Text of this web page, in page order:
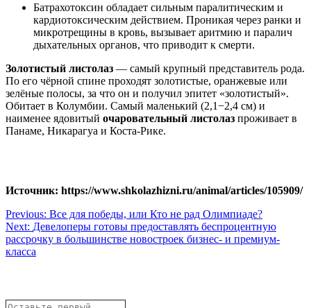
Батрахотоксин обладает сильным паралитическим и
кардиотоксическим действием. Проникая через ранки и
микротрещины в кровь, вызывает аритмию и паралич
дыхательных органов, что приводит к смерти.
Золотистый листолаз — самый крупный представитель рода.
По его чёрной спине проходят золотистые, оранжевые или
зелёные полосы, за что он и получил эпитет «золотистый».
Обитает в Колумбии. Самый маленький (2,1−2,4 см) и
наименее ядовитый очаровательный листолаз проживает в
Панаме, Никарагуа и Коста-Рике.
Источник: https://www.shkolazhizni.ru/animal/articles/105909/
Навигация
по
записям
Previous: Все для победы, или Кто не рад Олимпиаде?
Next: Девелоперы готовы предоставлять беспроцентную
рассрочку в большинстве новостроек бизнес- и премиум-
класса